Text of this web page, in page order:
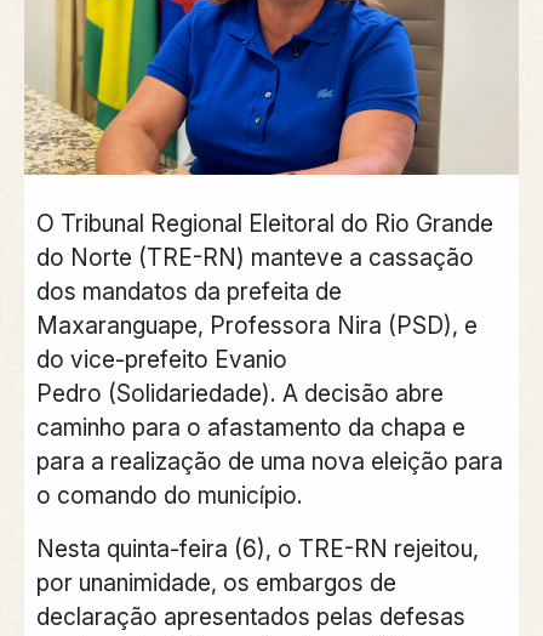
O Tribunal Regional Eleitoral do Rio Grande
do Norte (TRE-RN) manteve a cassação
dos mandatos da prefeita de
Maxaranguape, Professora Nira (PSD), e
do vice-prefeito Evanio
Pedro (Solidariedade). A decisão abre
caminho para o afastamento da chapa e
para a realização de uma nova eleição para
o comando do município.
Nesta quinta-feira (6), o TRE-RN rejeitou,
por unanimidade, os embargos de
declaração apresentados pelas defesas